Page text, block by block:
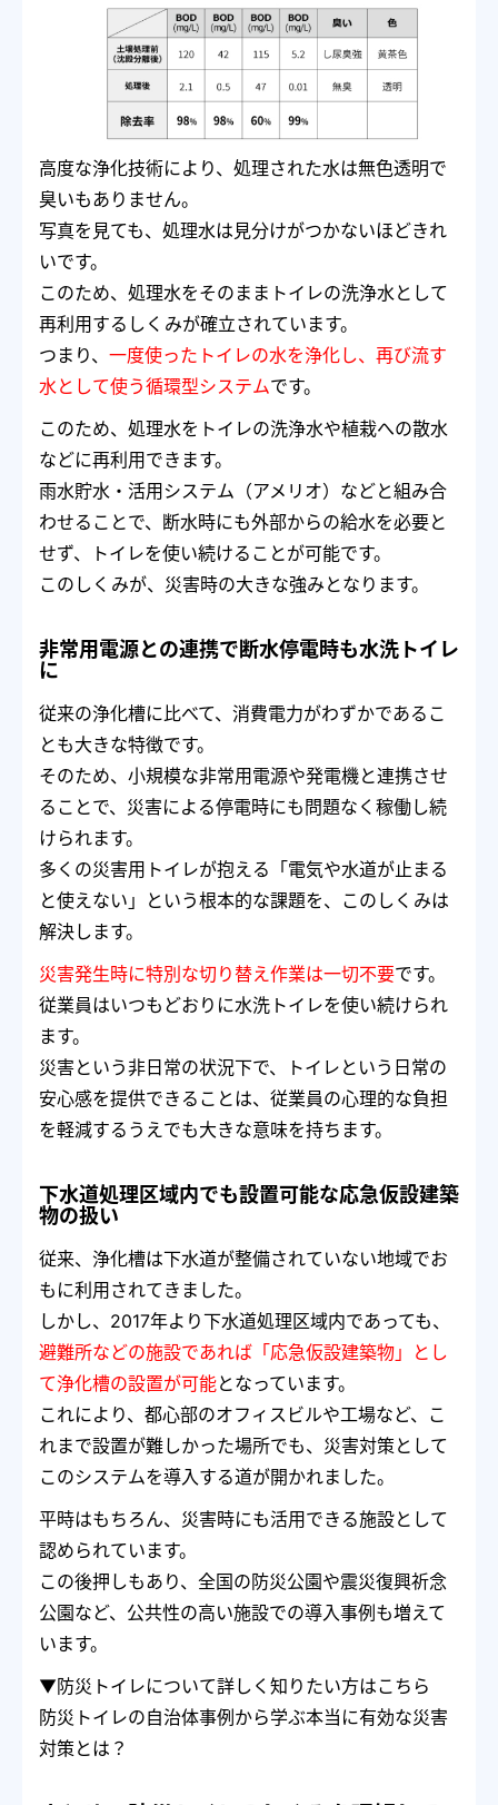
高度な浄化技術により、処理された水は無色透明で
臭いもありません。
写真を見ても、処理水は見分けがつかないほどきれ
いです。
このため、処理水をそのままトイレの洗浄水として
再利用するしくみが確立されています。
つまり、 一度使ったトイレの水を浄化し、再び流す
水として使う循環型システムです。
このため、処理水をトイレの洗浄水や植栽への散水
などに再利用できます。
雨水貯水・活用システム（アメリオ）などと組み合
わせることで、断水時にも外部からの給水を必要と
せず、トイレを使い続けることが可能です。
このしくみが、災害時の大きな強みとなります。
非常用電源との連携で断水停電時も水洗トイレ
に
従来の浄化槽に比べて、消費電力がわずかであるこ
とも大きな特徴です。
そのため、小規模な非常用電源や発電機と連携させ
ることで、災害による停電時にも問題なく稼働し続
けられます。
多くの災害用トイレが抱える「電気や水道が止まる
と使えない」という根本的な課題を、このしくみは
解決します。
災害発生時に特別な切り替え作業は一切不要です。
従業員はいつもどおりに水洗トイレを使い続けられ
ます。
災害という非日常の状況下で、トイレという日常の
安心感を提供できることは、従業員の心理的な負担
を軽減するうえでも大きな意味を持ちます。
下水道処理区域内でも設置可能な応急仮設建築
物の扱い
従来、浄化槽は下水道が整備されていない地域でお
もに利用されてきました。
しかし、2017年より下水道処理区域内であっても、
避難所などの施設であれば「応急仮設建築物」とし
て浄化槽の設置が可能となっています。
これにより、都心部のオフィスビルや工場など、こ
れまで設置が難しかった場所でも、災害対策として
このシステムを導入する道が開かれました。
平時はもちろん、災害時にも活用できる施設として
認められています。
この後押しもあり、全国の防災公園や震災復興祈念
公園など、公共性の高い施設での導入事例も増えて
います。
▼防災トイレについて詳しく知りたい方はこちら
防災トイレの自治体事例から学ぶ本当に有効な災害
対策とは？